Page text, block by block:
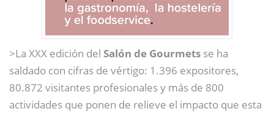
>La XXX edición del Salón de Gourmets se ha
saldado con cifras de vértigo: 1.396 expositores,
80.872 visitantes profesionales y más de 800
actividades que ponen de relieve el impacto que esta